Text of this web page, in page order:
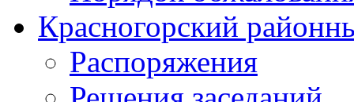
Красногорский
Распоряжения